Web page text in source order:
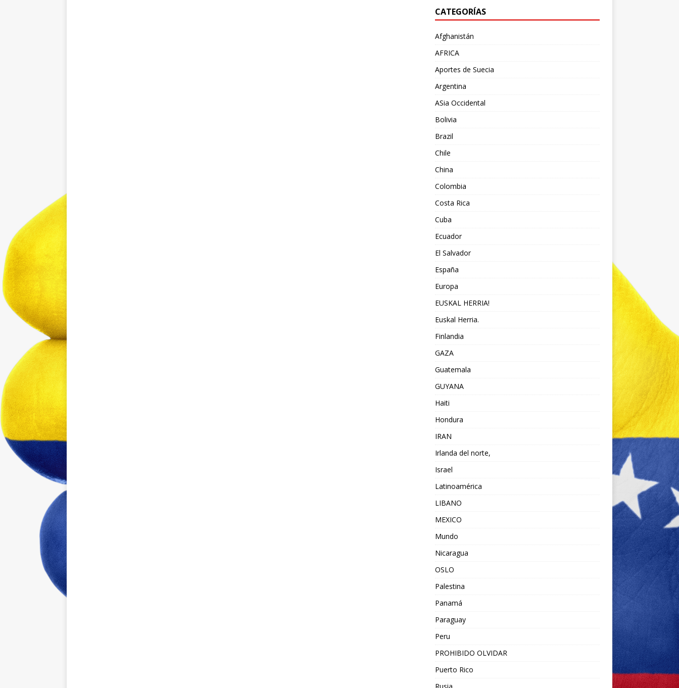
CATEGORÍAS
Afghanistán
AFRICA
Aportes de Suecia
Argentina
ASia Occidental
Bolivia
Brazil
Chile
China
Colombia
Costa Rica
Cuba
Ecuador
El Salvador
España
Europa
EUSKAL HERRIA!
Euskal Herria.
Finlandia
GAZA
Guatemala
GUYANA
Haiti
Hondura
IRAN
Irlanda del norte,
Israel
Latinoamérica
LIBANO
MEXICO
Mundo
Nicaragua
OSLO
Palestina
Panamá
Paraguay
Peru
PROHIBIDO OLVIDAR
Puerto Rico